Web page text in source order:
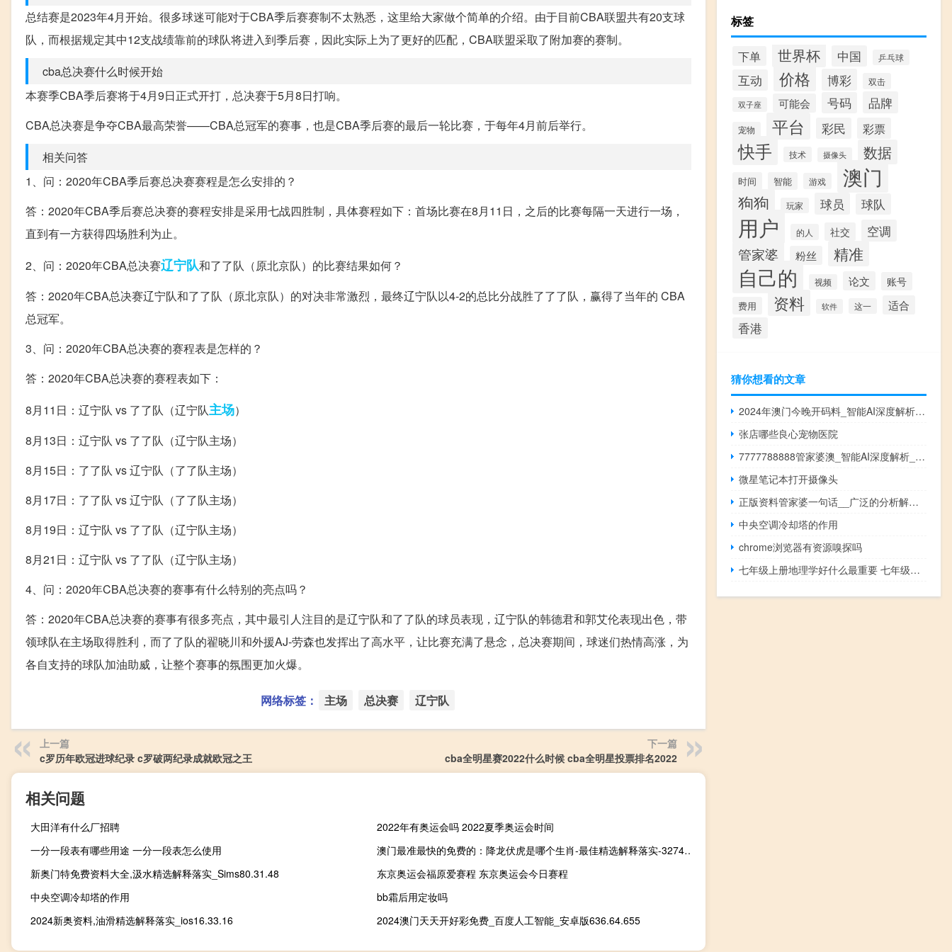
总结赛是2023年4月开始。很多球迷可能对于CBA季后赛赛制不太熟悉，这里给大家做个简单的介绍。由于目前CBA联盟共有20支球
队，而根据规定其中12支战绩靠前的球队将进入到季后赛，因此实际上为了更好的匹配，CBA联盟采取了附加赛的赛制。
cba总决赛什么时候开始
本赛季CBA季后赛将于4月9日正式开打，总决赛于5月8日打响。
CBA总决赛是争夺CBA最高荣誉——CBA总冠军的赛事，也是CBA季后赛的最后一轮比赛，于每年4月前后举行。
相关问答
1、问：2020年CBA季后赛总决赛赛程是怎么安排的？
答：2020年CBA季后赛总决赛的赛程安排是采用七战四胜制，具体赛程如下：首场比赛在8月11日，之后的比赛每隔一天进行一场，
直到有一方获得四场胜利为止。
2、问：2020年CBA总决赛辽宁队和了了队（原北京队）的比赛结果如何？
答：2020年CBA总决赛辽宁队和了了队（原北京队）的对决非常激烈，最终辽宁队以4-2的总比分战胜了了了队，赢得了当年的 CBA
总冠军。
3、问：2020年CBA总决赛的赛程表是怎样的？
答：2020年CBA总决赛的赛程表如下：
8月11日：辽宁队 vs 了了队（辽宁队主场）
8月13日：辽宁队 vs 了了队（辽宁队主场）
8月15日：了了队 vs 辽宁队（了了队主场）
8月17日：了了队 vs 辽宁队（了了队主场）
8月19日：辽宁队 vs 了了队（辽宁队主场）
8月21日：辽宁队 vs 了了队（辽宁队主场）
4、问：2020年CBA总决赛的赛事有什么特别的亮点吗？
答：2020年CBA总决赛的赛事有很多亮点，其中最引人注目的是辽宁队和了了队的球员表现，辽宁队的韩德君和郭艾伦表现出色，带
领球队在主场取得胜利，而了了队的翟晓川和外援AJ-劳森也发挥出了高水平，让比赛充满了悬念，总决赛期间，球迷们热情高涨，为
各自支持的球队加油助威，让整个赛事的氛围更加火爆。
网络标签： 主场 总决赛 辽宁队
上一篇
c罗历年欧冠进球纪录 c罗破两纪录成就欧冠之王
下一篇
cba全明星赛2022什么时候 cba全明星投票排名2022
相关问题
大田洋有什么厂招聘
2022年有奥运会吗 2022夏季奥运会时间
一分一段表有哪些用途 一分一段表怎么使用
澳门最准最快的免费的：降龙伏虎是哪个生肖-最佳精选解释落实-3274.DHA.158
新奥门特免费资料大全,汲水精选解释落实_Sims80.31.48
东京奥运会福原爱赛程 东京奥运会今日赛程
中央空调冷却塔的作用
bb霜后用定妆吗
2024新奥资料,油滑精选解释落实_ios16.33.16
2024澳门天天开好彩免费_百度人工智能_安卓版636.64.655
标签
下单 世界杯 中国 乒乓球
互动 价格 博彩 双击
双子座 可能会 号码 品牌
宠物 平台 彩民 彩票
快手 技术 摄像头 数据
时间 智能 游戏 澳门
狗狗 玩家 球员 球队
用户 的人 社交 空调
管家婆 粉丝 精准
自己的 视频 论文 账号
费用 资料 软件 这一 适合
香港
猜你想看的文章
2024年澳门今晚开码料_智能AI深度解析_文心一言5G.223.198
张店哪些良心宠物医院
7777788888管家婆澳_智能AI深度解析_爱采购版v47.08.762
微星笔记本打开摄像头
正版资料管家婆一句话__广泛的分析解答-1555.3D.A404
中央空调冷却塔的作用
chrome浏览器有资源嗅探吗
七年级上册地理学好什么最重要 七年级地理上册复习提纲